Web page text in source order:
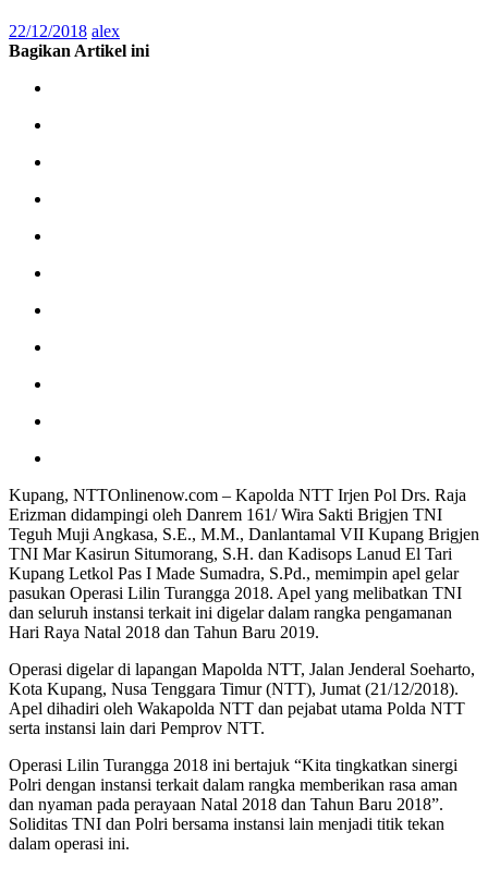
22/12/2018 alex
Bagikan Artikel ini
Kupang, NTTOnlinenow.com – Kapolda NTT Irjen Pol Drs. Raja
Erizman didampingi oleh Danrem 161/ Wira Sakti Brigjen TNI
Teguh Muji Angkasa, S.E., M.M., Danlantamal VII Kupang Brigjen
TNI Mar Kasirun Situmorang, S.H. dan Kadisops Lanud El Tari
Kupang Letkol Pas I Made Sumadra, S.Pd., memimpin apel gelar
pasukan Operasi Lilin Turangga 2018. Apel yang melibatkan TNI
dan seluruh instansi terkait ini digelar dalam rangka pengamanan
Hari Raya Natal 2018 dan Tahun Baru 2019.
Operasi digelar di lapangan Mapolda NTT, Jalan Jenderal Soeharto,
Kota Kupang, Nusa Tenggara Timur (NTT), Jumat (21/12/2018).
Apel dihadiri oleh Wakapolda NTT dan pejabat utama Polda NTT
serta instansi lain dari Pemprov NTT.
Operasi Lilin Turangga 2018 ini bertajuk “Kita tingkatkan sinergi
Polri dengan instansi terkait dalam rangka memberikan rasa aman
dan nyaman pada perayaan Natal 2018 dan Tahun Baru 2018”.
Soliditas TNI dan Polri bersama instansi lain menjadi titik tekan
dalam operasi ini.